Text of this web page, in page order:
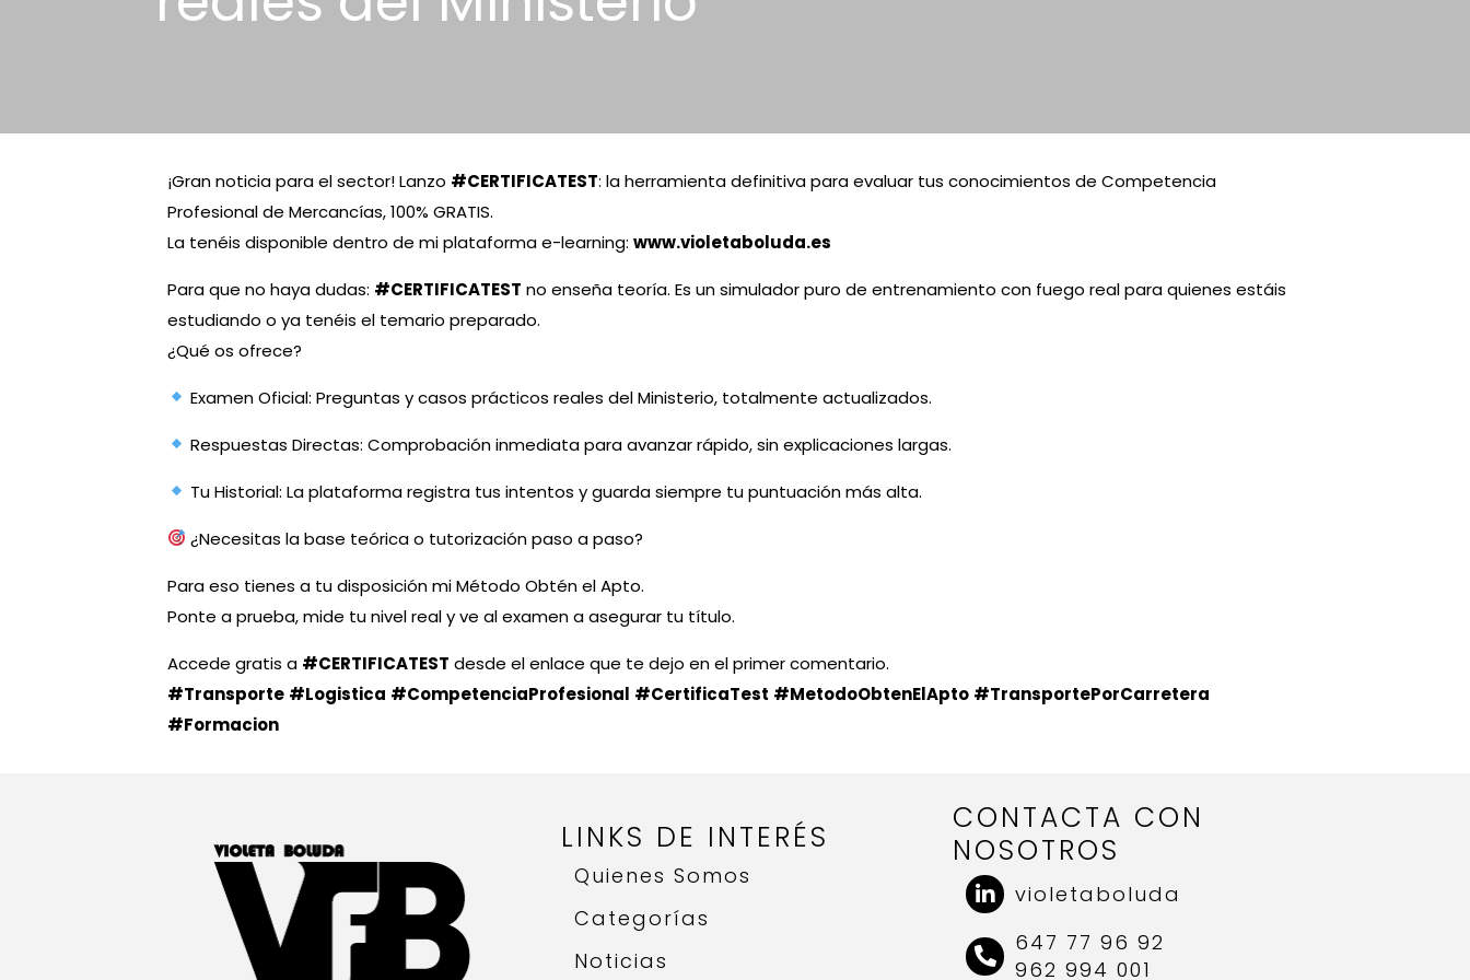
¡Gran noticia para el sector! Lanzo #CERTIFICATEST: la herramienta definitiva para evaluar tus conocimientos de Competencia
Profesional de Mercancías, 100% GRATIS.
La tenéis disponible dentro de mi plataforma e-learning: www.violetaboluda.es
Para que no haya dudas: #CERTIFICATEST no enseña teoría. Es un simulador puro de entrenamiento con fuego real para quienes estáis
estudiando o ya tenéis el temario preparado.
¿Qué os ofrece?
Examen Oficial: Preguntas y casos prácticos reales del Ministerio, totalmente actualizados.
Respuestas Directas: Comprobación inmediata para avanzar rápido, sin explicaciones largas.
Tu Historial: La plataforma registra tus intentos y guarda siempre tu puntuación más alta.
¿Necesitas la base teórica o tutorización paso a paso?
Para eso tienes a tu disposición mi Método Obtén el Apto.
Ponte a prueba, mide tu nivel real y ve al examen a asegurar tu título.
Accede gratis a #CERTIFICATEST desde el enlace que te dejo en el primer comentario.
#Transporte #Logistica #CompetenciaProfesional #CertificaTest #MetodoObtenElApto #TransportePorCarretera
#Formacion
LINKS DE INTERÉS
Quienes Somos
Categorías
Noticias
CONTACTA CON
NOSOTROS
violetaboluda
647 77 96 92
962 994 001